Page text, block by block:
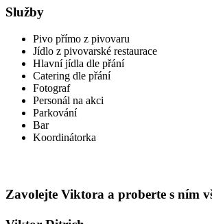
Služby
Pivo přímo z pivovaru
Jídlo z pivovarské restaurace
Hlavní jídla dle přání
Catering dle přání
Fotograf
Personál na akci
Parkování
Bar
Koordinátorka
Zavolejte Viktora a proberte s ním